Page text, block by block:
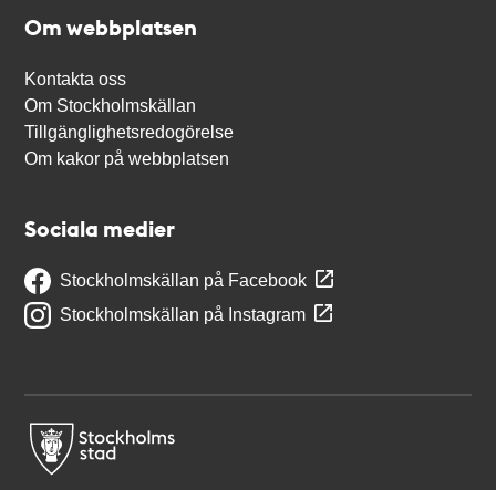
Om webbplatsen
Kontakta oss
Om Stockholmskällan
Tillgänglighetsredogörelse
Om kakor på webbplatsen
Sociala medier
Stockholmskällan på Facebook
Stockholmskällan på Instagram